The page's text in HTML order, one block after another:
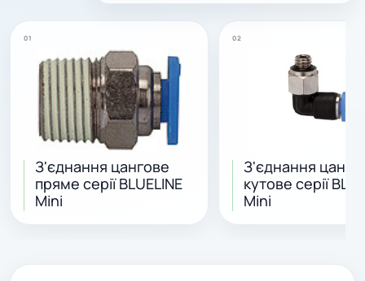
01
З'єднання цангове
пряме серії BLUELINE
Mini
02
З'єднання
кутове серії
Mini